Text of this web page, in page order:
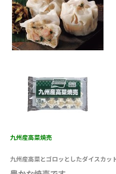
九州産高菜焼売
九州産高菜とゴロッとしたダイスカッ